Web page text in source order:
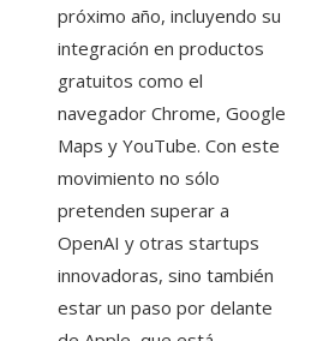
próximo año, incluyendo su
integración en productos
gratuitos como el
navegador Chrome, Google
Maps y YouTube. Con este
movimiento no sólo
pretenden superar a
OpenAI y otras startups
innovadoras, sino también
estar un paso por delante